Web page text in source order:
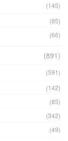
(145)
(85)
(66)
(891)
(591)
(142)
(85)
(342)
(49)